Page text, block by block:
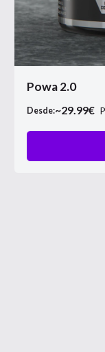
Powa 2.0
Desde:~29.99€